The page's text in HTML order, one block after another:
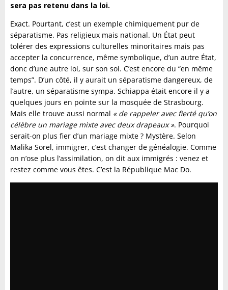
sera pas retenu dans la loi.
Exact. Pourtant, c’est un exemple chimiquement pur de
séparatisme. Pas religieux mais national. Un État peut
tolérer des expressions culturelles minoritaires mais pas
accepter la concurrence, même symbolique, d’un autre État,
donc d’une autre loi, sur son sol. C’est encore du “en même
temps”. D’un côté, il y aurait un séparatisme dangereux, de
l’autre, un séparatisme sympa. Schiappa était encore il y a
quelques jours en pointe sur la mosquée de Strasbourg.
Mais elle trouve aussi normal « de rappeler avec fierté qu’on
célèbre un mariage mixte avec deux drapeaux ». Pourquoi
serait-on plus fier d’un mariage mixte ? Mystère. Selon
Malika Sorel, immigrer, c’est changer de généalogie. Comme
on n’ose plus l’assimilation, on dit aux immigrés : venez et
restez comme vous êtes. C’est la République Mac Do.